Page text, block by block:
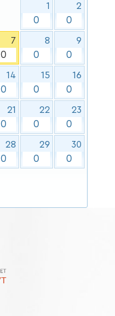
1
0
2
0
7
0
8
0
9
0
14
0
15
0
16
0
21
0
22
0
23
0
28
0
29
0
30
0